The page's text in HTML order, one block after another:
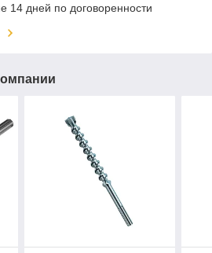
14 дней по договоренности